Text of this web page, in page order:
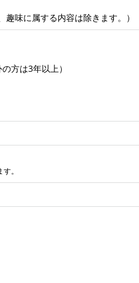
味に属する内容は除きます。）
方は3年以上）
。